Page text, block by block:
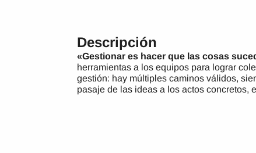
Descripción
«Gestionar es hacer que las cosas
herramientas a los equipos para lograr
gestión: hay múltiples caminos válidos,
pasaje de las ideas a los actos concretos,